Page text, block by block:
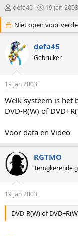
O
d
e
r
w
e
p
s
t
a
r
e
r
defa45
S
a
r
t
d
a
m
19 jan 2003
Niet open voor
defa45
Gebruiker
19 jan 2003
Welk systeem is het
DVD-R(W) of
Voor data en Video
RGTMO
Terugkerende
19 jan 2003
DVD-R(W) of